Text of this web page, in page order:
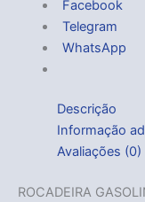
Facebook
Telegram
WhatsApp
Descrição
Informação
Avaliações (0)
ROCADEIRA